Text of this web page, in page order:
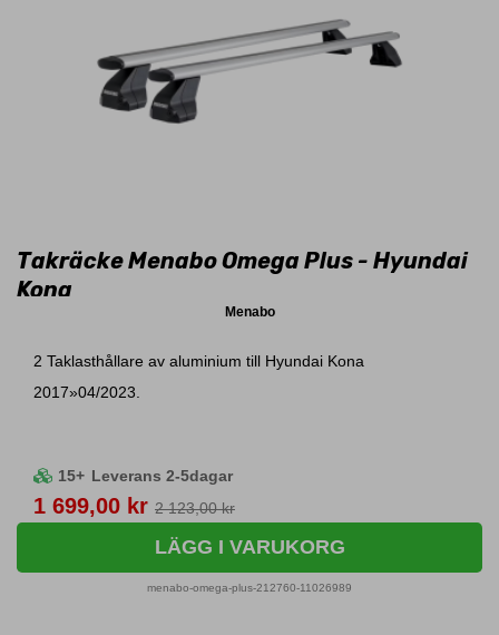
Takräcke Menabo Omega Plus - Hyundai
Kona
Menabo
2 Taklasthållare av aluminium till Hyundai Kona
2017»04/2023.
15+ Leverans 2-5dagar
Pris
1 699,00 kr 2 123,00 kr
LÄGG I VARUKORG
menabo-omega-plus-212760-11026989